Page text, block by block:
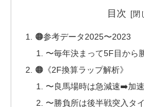
目次
🟠参考データ2025〜2023
〜毎年決まって5F目から
🟠《2F換算ラップ解析》
〜良馬場時は急減速➡️加
〜勝負所は後半戦突入タ